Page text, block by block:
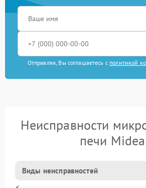
Отправляя, Вы соглашаетесь с политикой
Неисправности
печи Midea
Виды неисправностей